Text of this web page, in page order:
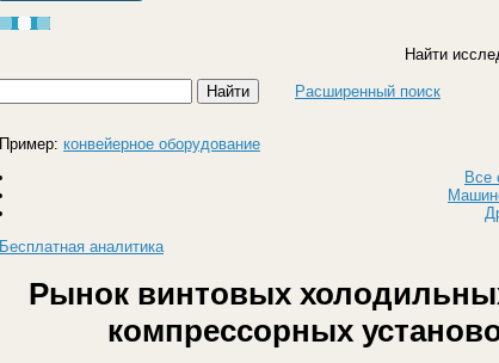
Найти
Расширенный поиск
Пример: конвейерное оборудование
Все
Бесплатная аналитика
Рынок винтовых
компрессорных